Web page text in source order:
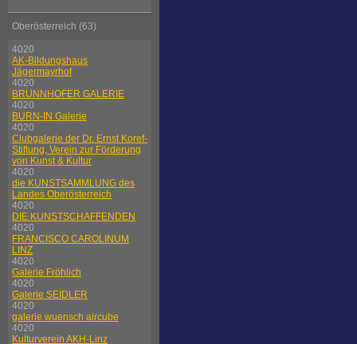
Oberösterreich (63)
4020
AK-Bildungshaus
Jägermayrhof
4020
BRUNNHOFER GALERIE
4020
BURN-IN Galerie
4020
Clubgalerie der Dr. Ernst Koref-
Stiftung, Verein zur Förderung
von Kunst & Kultur
4020
die KUNSTSAMMLUNG des
Landes Oberösterreich
4020
DIE KUNSTSCHAFFENDEN
4020
FRANCISCO CAROLINUM
LINZ
4020
Galerie Fröhlich
4020
Galerie SEIDLER
4020
galerie wuensch aircube
4020
Kulturverein AKH-Linz